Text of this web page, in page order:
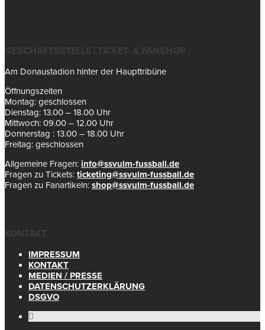
GESCHÄFTSSTELLE | TICKET- & FANSHOP
Am Donaustadion hinter der Haupttribüne
Öffnungszeiten
Montag: geschlossen
Dienstag: 13.00 – 18.00 Uhr
Mittwoch: 09.00 – 12.00 Uhr
Donnerstag : 13.00 – 18.00 Uhr
Freitag: geschlossen
Allgemeine Fragen: info@ssvulm-fussball.de
Fragen zu Tickets: ticketing@ssvulm-fussball.de
Fragen zu Fanartikeln: shop@ssvulm-fussball.de
KONTAKT
IMPRESSUM
KONTAKT
MEDIEN / PRESSE
DATENSCHUTZERKLÄRUNG
DSGVO